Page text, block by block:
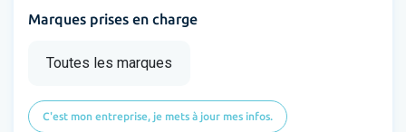
Marques prises en charge
Toutes les marques
C'est mon entreprise, je mets à jour mes infos.